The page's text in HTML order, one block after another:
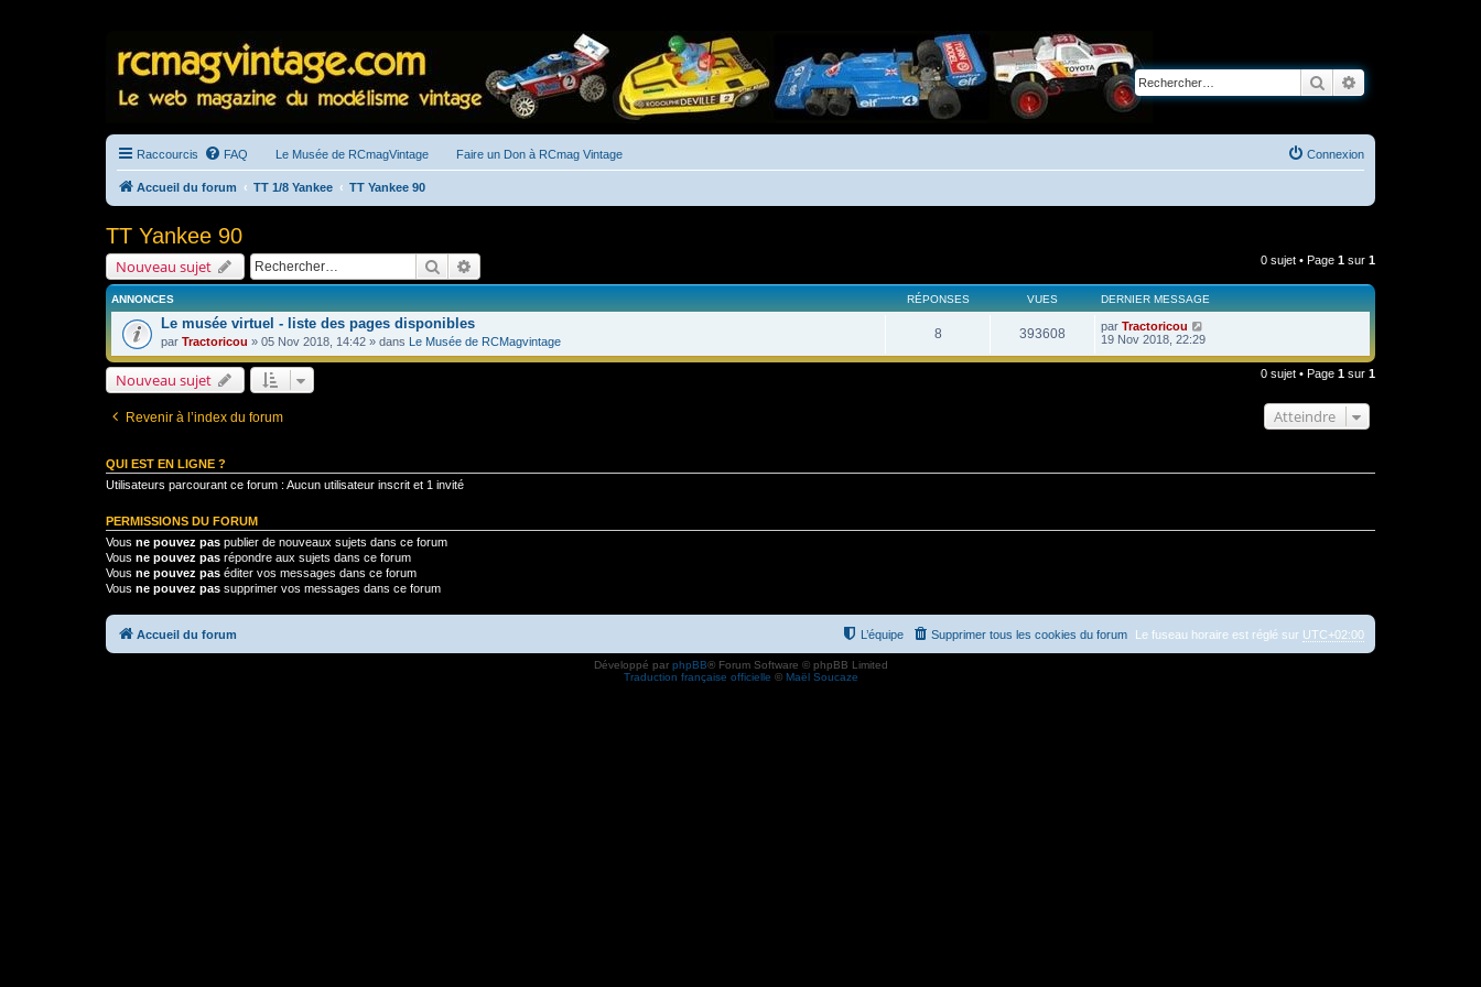
Rechercher
Raccourcis FAQ Le Musée de RCmagVintage Faire un Don à RCmag Vintage Connexion
Accueil du forum TT 1/8 Yankee TT Yankee 90
TT Yankee 90
Nouveau sujet Rechercher 0 sujet • Page 1 sur 1
ANNONCES RÉPONSES VUES DERNIER MESSAGE
Le musée virtuel - liste des pages disponibles
par Tractoricou » 05 Nov 2018, 14:42 » dans Le Musée de RCMagvintage
8 393608 par Tractoricou
19 Nov 2018, 22:29
Nouveau sujet 0 sujet • Page 1 sur 1
Revenir à l’index du forum Atteindre
QUI EST EN LIGNE ?
Utilisateurs parcourant ce forum : Aucun utilisateur inscrit et 1 invité
PERMISSIONS DU FORUM
Vous ne pouvez pas publier de nouveaux sujets dans ce forum
Vous ne pouvez pas répondre aux sujets dans ce forum
Vous ne pouvez pas éditer vos messages dans ce forum
Vous ne pouvez pas supprimer vos messages dans ce forum
Accueil du forum Le fuseau horaire est réglé sur UTC+02:00
Supprimer tous les cookies du forum
L’équipe
Développé par phpBB® Forum Software © phpBB Limited
Traduction française officielle © Maël Soucaze